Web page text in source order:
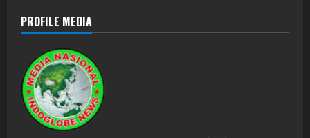
PROFILE MEDIA